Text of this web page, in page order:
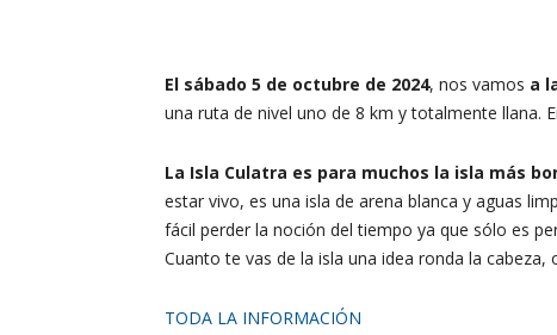
El sábado 5 de octubre de 2024, nos vamos a
una ruta de nivel uno de 8 km y totalmente llana.
La Isla Culatra es para muchos la isla más
estar vivo, es una isla de arena blanca y aguas
fácil perder la noción del tiempo ya que sólo es
Cuanto te vas de la isla una idea ronda la
TODA LA INFORMACIÓN